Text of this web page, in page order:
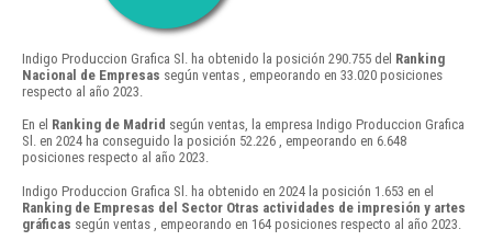
Indigo Produccion Grafica Sl. ha obtenido la posición 290.755 del Ranking
Nacional de Empresas según ventas , empeorando en 33.020 posiciones
respecto al año 2023.
En el Ranking de Madrid según ventas, la empresa Indigo Produccion Grafica
Sl. en 2024 ha conseguido la posición 52.226 , empeorando en 6.648
posiciones respecto al año 2023.
Indigo Produccion Grafica Sl. ha obtenido en 2024 la posición 1.653 en el
Ranking de Empresas del Sector Otras actividades de impresión y artes
gráficas según ventas , empeorando en 164 posiciones respecto al año 2023.